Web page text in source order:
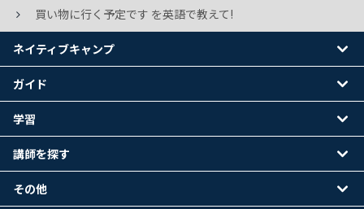
買い物に行く予定です を英語で教えて!
ネイティブキャンプ
ガイド
学習
講師を探す
その他